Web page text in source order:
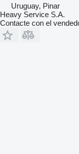
Uruguay, Pinar
Heavy Service S.A.
Contacte con el